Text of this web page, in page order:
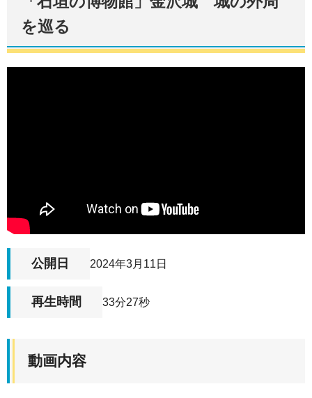
を巡る
公開日 2024年3月11日
再生時間 33分27秒
動画内容